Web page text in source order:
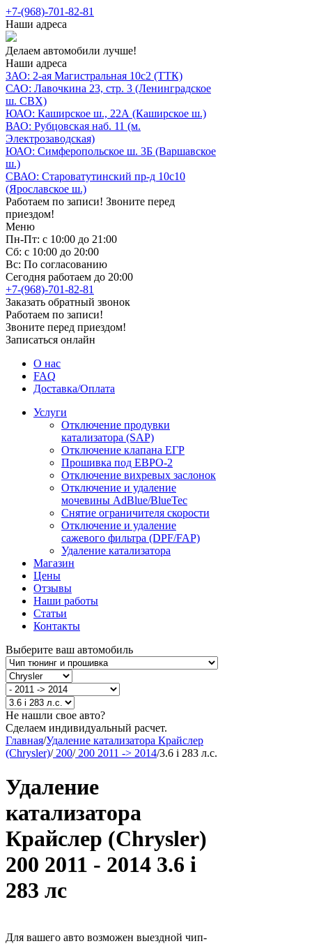
+7-(968)-701-82-81
Наши адреса
Делаем автомобили лучше!
Наши адреса
ЗАО: 2-ая Магистральная 10с2 (ТТК)
САО: Лавочкина 23, стр. 3 (Ленинградское
ш. СВХ)
ЮАО: Каширское ш., 22А (Каширское ш.)
ВАО: Рубцовская наб. 11 (м.
Электрозаводская)
ЮАО: Симферопольское ш. 3Б (Варшавское
ш.)
СВАО: Староватутинский пр-д 10с10
(Ярославское ш.)
Работаем по записи! Звоните перед
приездом!
Меню
Пн-Пт: с 10:00 до 21:00
Сб: с 10:00 до 20:00
Вс: По согласованию
Сегодня работаем до 20:00
+7-(968)-701-82-81
Заказать обратный звонок
Работаем по записи!
Звоните перед приездом!
Записаться онлайн
О нас
FAQ
Доставка/Оплата
Услуги
Отключение продувки
катализатора (SAP)
Отключение клапана ЕГР
Прошивка под ЕВРО-2
Отключение вихревых заслонок
Отключение и удаление
мочевины AdBlue/BlueTec
Снятие ограничителя скорости
Отключение и удаление
сажевого фильтра (DPF/FAP)
Удаление катализатора
Магазин
Цены
Отзывы
Наши работы
Статьи
Контакты
Выберите ваш автомобиль
Не нашли свое авто?
Сделаем индивидуальный расчет.
Главная/Удаление катализатора Крайслер
(Chrysler)/200/200 2011 -> 2014/3.6 i 283 л.с.
Удаление
катализатора
Крайслер (Chrysler)
200 2011 - 2014 3.6 i
283 лс
Для вашего авто возможен выездной чип-